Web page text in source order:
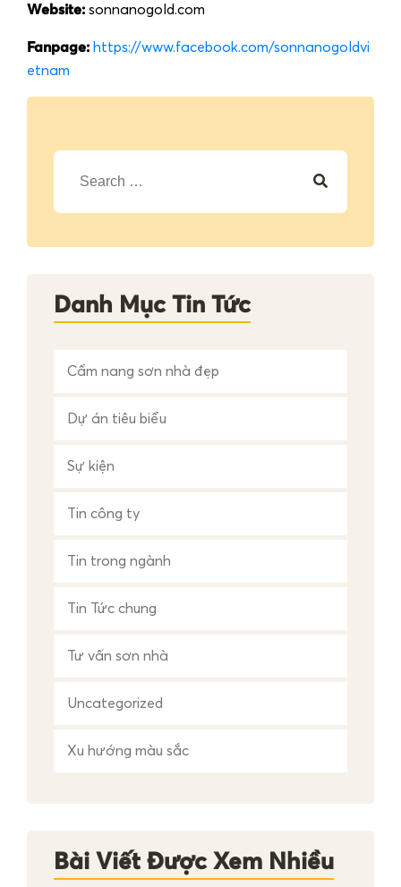
Website: sonnanogold.com
Fanpage: https://www.facebook.com/sonnanogoldvi
etnam
T
k
ế
h
o
Danh Mục Tin Tức
Cẩm nang sơn nhà đẹp
Dự án tiêu biểu
Sự kiện
Tin công ty
Tin trong ngành
Tin Tức chung
Tư vấn sơn nhà
Uncategorized
Xu hướng màu sắc
Bài Viết Được Xem Nhiều